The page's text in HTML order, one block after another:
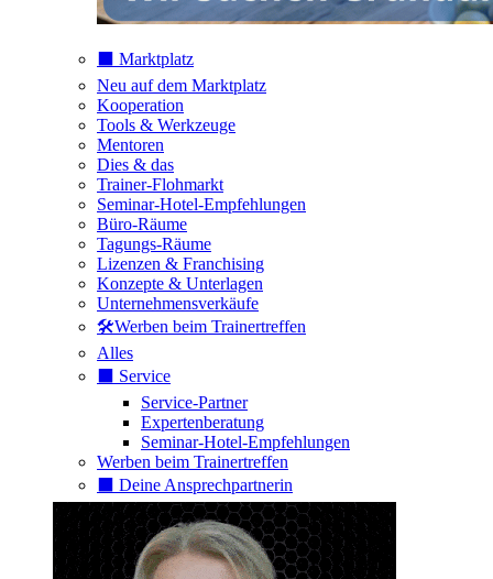
⬛️ Marktplatz
Neu auf dem Marktplatz
Kooperation
Tools & Werkzeuge
Mentoren
Dies & das
Trainer-Flohmarkt
Seminar-Hotel-Empfehlungen
Büro-Räume
Tagungs-Räume
Lizenzen & Franchising
Konzepte & Unterlagen
Unternehmensverkäufe
🛠️Werben beim Trainertreffen
Alles
⬛️ Service
Service-Partner
Expertenberatung
Seminar-Hotel-Empfehlungen
Werben beim Trainertreffen
⬛️ Deine Ansprechpartnerin